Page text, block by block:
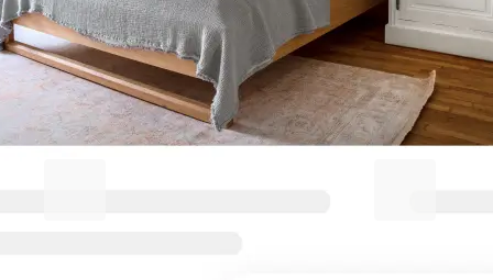
Machen Sie Ihren Aufenthalt in
Sheffield City Centre
unvergesslich